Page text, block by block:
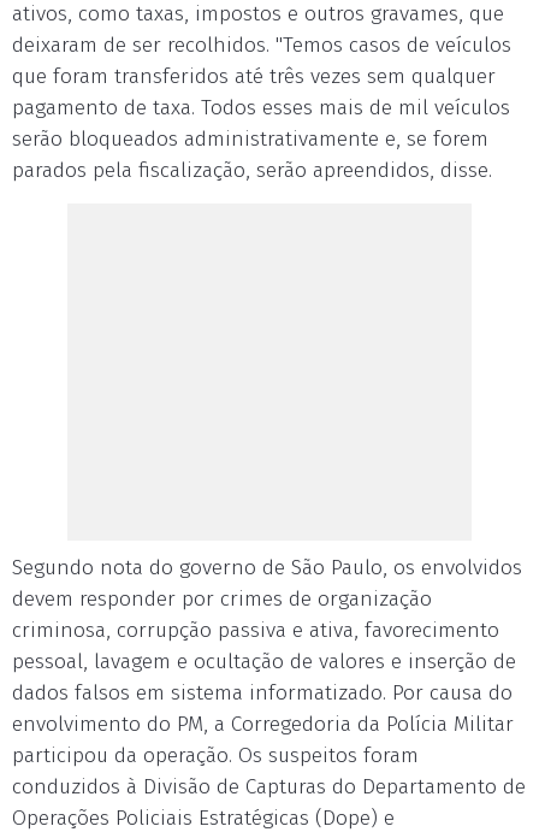
ativos, como taxas, impostos e outros gravames, que
deixaram de ser recolhidos. "Temos casos de veículos
que foram transferidos até três vezes sem qualquer
pagamento de taxa. Todos esses mais de mil veículos
serão bloqueados administrativamente e, se forem
parados pela fiscalização, serão apreendidos, disse.
Segundo nota do governo de São Paulo, os envolvidos
devem responder por crimes de organização
criminosa, corrupção passiva e ativa, favorecimento
pessoal, lavagem e ocultação de valores e inserção de
dados falsos em sistema informatizado. Por causa do
envolvimento do PM, a Corregedoria da Polícia Militar
participou da operação. Os suspeitos foram
conduzidos à Divisão de Capturas do Departamento de
Operações Policiais Estratégicas (Dope) e